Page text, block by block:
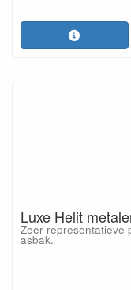
Luxe Helit
Zeer representatieve
asbak.